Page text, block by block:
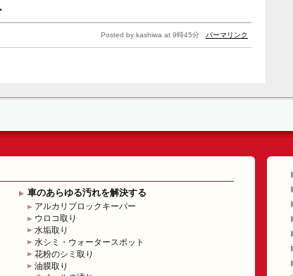
Posted by kashiwa at 9時45分 パーマリンク
車のあらゆる汚れを解決する
アルカリブロックキーパー
ウロコ取り
水垢取り
水シミ・ウォータースポット
花粉のシミ取り
油膜取り